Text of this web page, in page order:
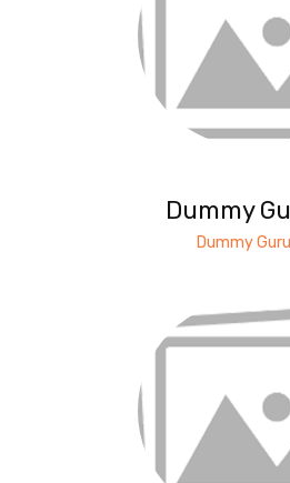
Dummy
Dummy Guru